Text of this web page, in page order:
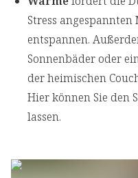
Stress
entspannen.
Sonnenbäder oder
der heimischen
Hier können Sie den
lassen.